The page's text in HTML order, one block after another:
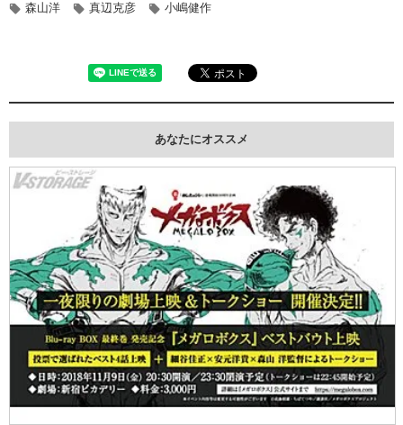
森山洋
真辺克彦 小嶋健作
あなたにオススメ